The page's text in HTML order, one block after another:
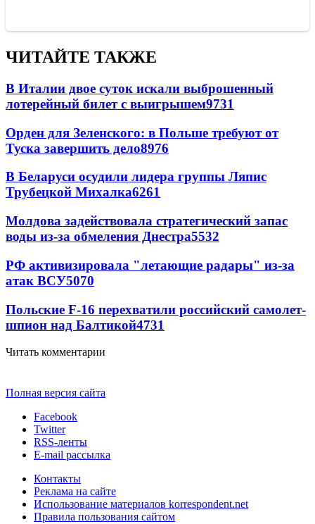
ЧИТАЙТЕ ТАКЖЕ
В Италии двое суток искали выброшенный
лотерейный билет с выигрышем9731
Орден для Зеленского: в Польше требуют от
Туска завершить дело8976
В Беларуси осудили лидера группы Ляпис
Трубецкой Михалка6261
Молдова задействовала стратегический запас
воды из-за обмеления Днестра5532
РФ активизировала "летающие радары" из-за
атак ВСУ5070
Польские F-16 перехватили российский самолет-
шпион над Балтикой4731
Читать комментарии
Полная версия сайта
Facebook
Twitter
RSS-ленты
E-mail рассылка
Контакты
Реклама на сайте
Использование материалов korrespondent.net
Правила пользования сайтом